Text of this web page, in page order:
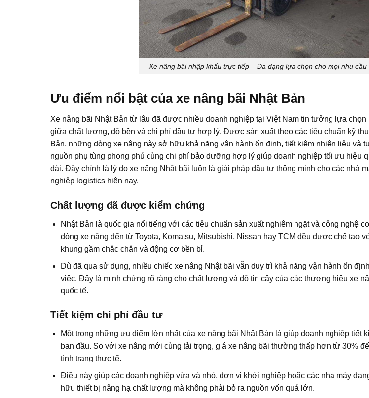
Xe nâng bãi nhập khẩu trực tiếp – Đa dạng lựa chọn cho mọi nhu cầu
Ưu điểm nổi bật của xe nâng bãi Nhật Bản
Xe nâng bãi Nhật Bản từ lâu đã được nhiều doanh nghiệp tại Việt Nam tin tưởng lựa
giữa chất lượng, độ bền và chi phí đầu tư hợp lý. Được sản xuất theo các tiêu chuẩn kỹ
Bản, những dòng xe nâng này sở hữu khả năng vận hành ổn định, tiết kiệm nhiên liệu và
nguồn phụ tùng phong phú cùng chi phí bảo dưỡng hợp lý giúp doanh nghiệp tối ưu hiệu
dài. Đây chính là lý do xe nâng Nhật bãi luôn là giải pháp đầu tư thông minh cho các nhà
nghiệp logistics hiện nay.
Chất lượng đã được kiểm chứng
Nhật Bản là quốc gia nổi tiếng với các tiêu chuẩn sản xuất nghiêm ngặt và công nghệ
dòng xe nâng đến từ Toyota, Komatsu, Mitsubishi, Nissan hay TCM đều được chế tạo
khung gầm chắc chắn và động cơ bền bỉ.
Dù đã qua sử dụng, nhiều chiếc xe nâng Nhật bãi vẫn duy trì khả năng vận hành ổn
việc. Đây là minh chứng rõ ràng cho chất lượng và độ tin cậy của các thương hiệu xe
quốc tế.
Tiết kiệm chi phí đầu tư
Một trong những ưu điểm lớn nhất của xe nâng bãi Nhật Bản là giúp doanh nghiệp tiết
ban đầu. So với xe nâng mới cùng tải trọng, giá xe nâng bãi thường thấp hơn từ 30%
tình trạng thực tế.
Điều này giúp các doanh nghiệp vừa và nhỏ, đơn vị khởi nghiệp hoặc các nhà máy
hữu thiết bị nâng hạ chất lượng mà không phải bỏ ra nguồn vốn quá lớn.